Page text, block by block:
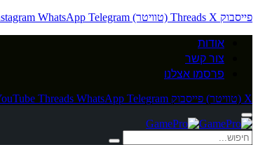
פייסבוק
Threads X (טוויטר) WhatsApp Telegram
אודות
צור קשר
פרסמו אצלנו
X (טוויטר) פייסבוק Threads WhatsApp Telegram